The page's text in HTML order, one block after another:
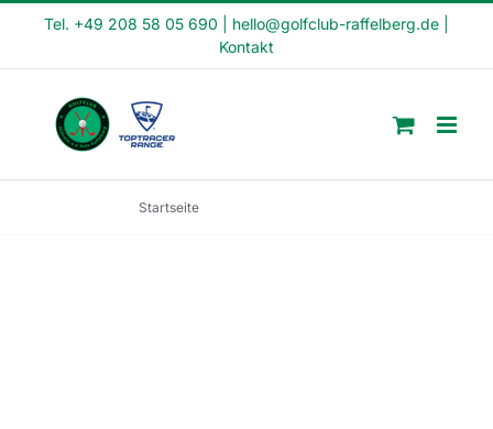
Tel. +49 208 58 05 690 hello@golfclub-raffelberg.de
Kontakt
Startseite